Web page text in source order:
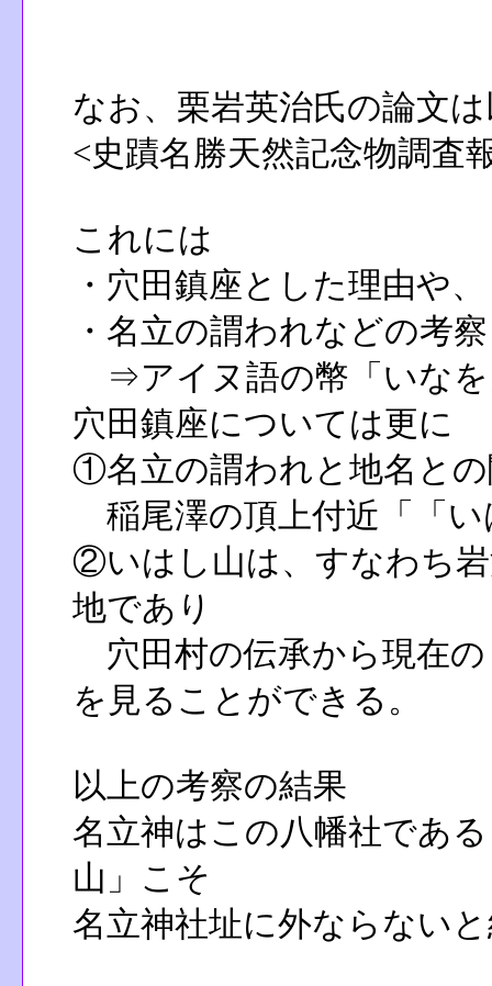
なお、栗岩英治氏の論文
<史蹟名勝天然記念物調査
これには
・穴田鎮座とした理由や、
・名立の謂われなどの考察
⇒アイヌ語の幣「いなを
穴田鎮座については更に
①名立の謂われと地名と
稲尾澤の頂上付近「「
②いはし山は、すなわち
地であり
穴田村の伝承から現在
を見ることができる。
以上の考察の結果
名立神はこの八幡社であ
山」こそ
名立神社址に外ならない